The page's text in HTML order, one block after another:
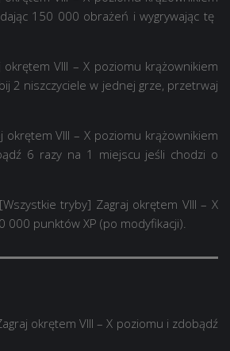
150 000 obrażeń i wygrywając tę
VIII – X poziomu krążownikiem
2 niszczyciele w jednej grze, przetrwaj
VIII – X poziomu krążownikiem
6 razy na 1 miejscu jeśli chodzi o
tryby] Zagraj okrętem VIII – X
000 punktów XP (po modyfikacji).
okrętem VIII – X poziomu i zdobądź